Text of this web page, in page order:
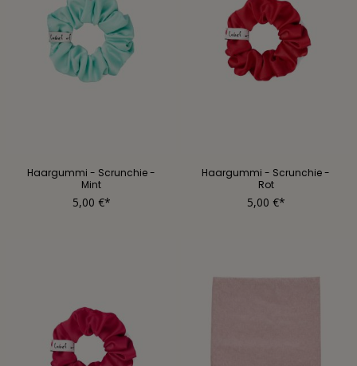
Haargummi - Scrunchie -
Mint
5,00 €*
Haargummi - Scrunchie -
Rot
5,00 €*